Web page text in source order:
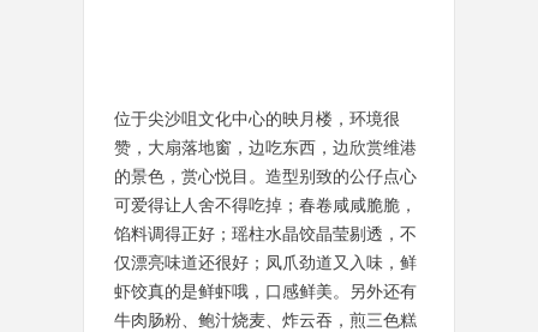
位于尖沙咀文化中心的映月楼，环境很
赞，大扇落地窗，边吃东西，边欣赏维港
的景色，赏心悦目。造型别致的公仔点心
可爱得让人舍不得吃掉；春卷咸咸脆脆，
馅料调得正好；瑶柱水晶饺晶莹剔透，不
仅漂亮味道还很好；凤爪劲道又入味，鲜
虾饺真的是鲜虾哦，口感鲜美。另外还有
牛肉肠粉、鲍汁烧麦、炸云吞，煎三色糕